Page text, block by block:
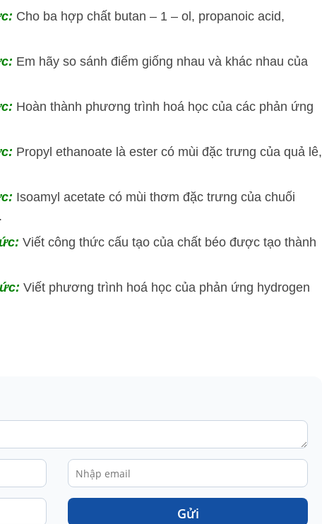
Cho ba hợp chất butan – 1 – ol, propanoic acid,
Em hãy so sánh điểm giống nhau và khác nhau của
Hoàn thành phương trình hoá học của các phản ứng
Propyl ethanoate là ester có mùi đặc trưng của quả lê,
Isoamyl acetate có mùi thơm đặc trưng của chuối
Viết công thức cấu tạo của chất béo được tạo thành
Viết phương trình hoá học của phản ứng hydrogen
Gửi